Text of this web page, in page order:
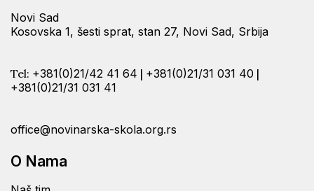
O Nama
Novi Sad
Kosovska 1, šesti sprat, stan 27, Novi Sad, Srbija
Tel: +381(0)21/42 41 64 | +381(0)21/31 031 40 |
+381(0)21/31 031 41
office@novinarska-skola.org.rs